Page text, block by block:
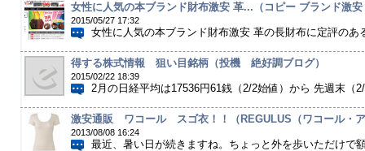
女性に人気の本ブランド財布激安 革...（コピー ブランド激安
2015/05/27 17:32
女性に人気の本ブランド財布激安 革の長財布に定評の
得する株式情報 狙い目銘柄（投機 絶好調ブログ）
2015/02/22 18:39
2月の日経平均は17536円61銭（2/2始値）から 先週末（
激安通販 ワコール スゴ衣！！（REGULUS（ワコール・
2013/08/08 16:24
最近、暑い日が続きますね。ちょっと外を歩いただけで